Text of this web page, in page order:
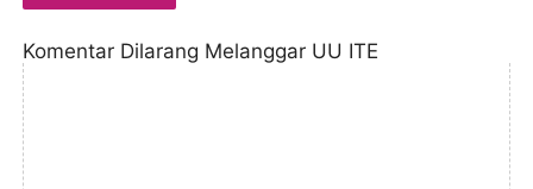
Komentar Dilarang Melanggar UU ITE